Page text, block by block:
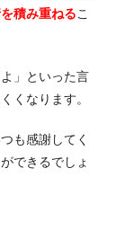
積み重ねるこ
」といった言
くなります。
も感謝してく
できるでしょ